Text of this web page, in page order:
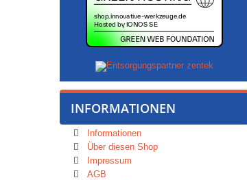
INFORMATIONEN
Informationen
Über diesen Shop
Impressum
AGB